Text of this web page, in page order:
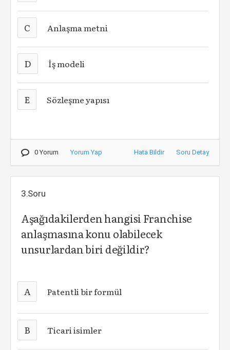
C Anlaşma metni
D İş modeli
E Sözleşme yapısı
0 Yorum Yorum Yap Hata Bildir Soru Detay
3.Soru
Aşağıdakilerden hangisi Franchise
anlaşmasına konu olabilecek
unsurlardan biri değildir?
A Patentli bir formül
B Ticari isimler